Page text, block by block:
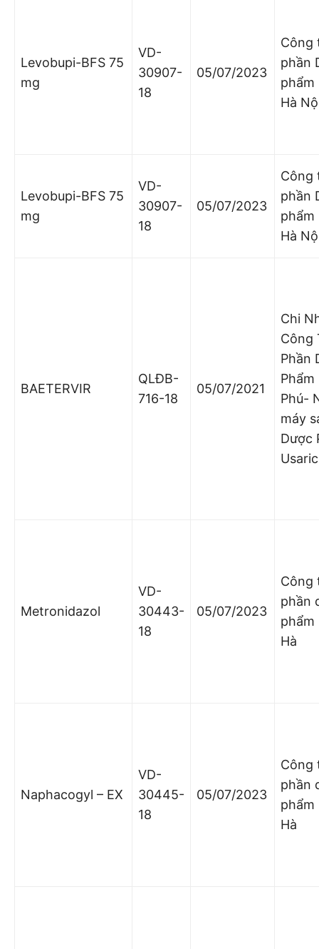
Levobupi-BFS 75
mg
VD-
30907-
18
05/07/2023
Công
phần
phẩm
Hà
Levobupi-BFS 75
mg
VD-
30907-
18
05/07/2023
Công
phần
phẩm
Hà
BAETERVIR
QLĐB-
716-18
05/07/2021
Chi
Công
Phần
Phẩm
Phú-
máy
Dược
Metronidazol
VD-
30443-
18
05/07/2023
Công
phần
phẩm
Hà
Naphacogyl – EX
VD-
30445-
18
05/07/2023
Công
phần
phẩm
Hà